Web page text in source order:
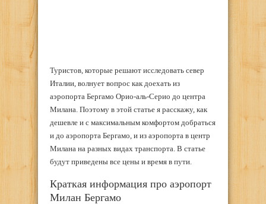
Туристов, которые решают исследовать север
Италии, волнует вопрос как доехать из
аэропорта Бергамо Орио-аль-Серио до центра
Милана. Поэтому в этой статье я расскажу, как
дешевле и с максимальным комфортом добраться
и до аэропорта Бергамо, и из аэропорта в центр
Милана на разных видах транспорта. В статье
будут приведены все цены и время в пути.
Краткая информация про аэропорт
Милан Бергамо